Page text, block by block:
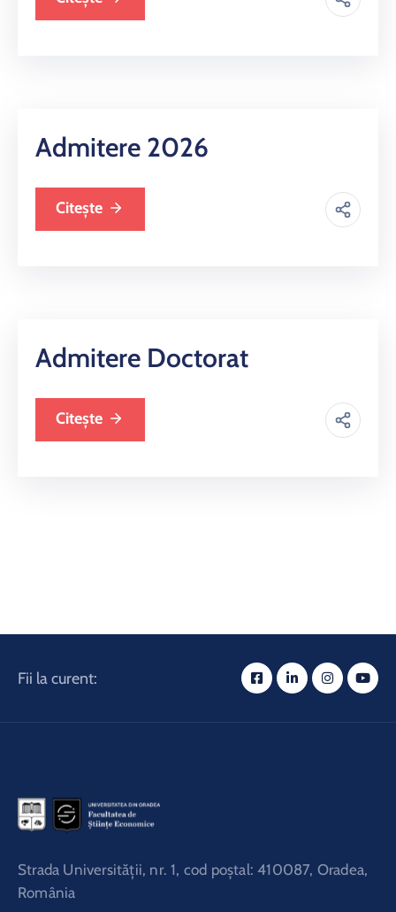
Admitere 2026
Citește
Admitere Doctorat
Citește
Fii la curent:
Strada Universităţii, nr. 1, cod poştal: 410087, Oradea,
România